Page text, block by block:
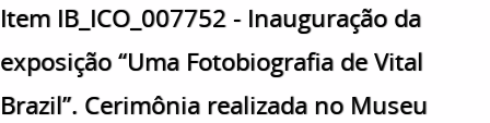
Item IB_ICO_007752 - Inauguração da
exposição “Uma Fotobiografia de Vital
Brazil”. Cerimônia realizada no Museu